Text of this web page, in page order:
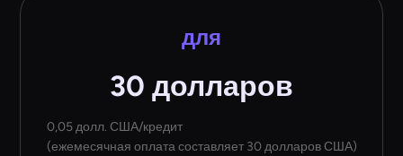
для
30 долларов
0,05 долл. США/кредит
(ежемесячная оплата составляет 30 долларов США)